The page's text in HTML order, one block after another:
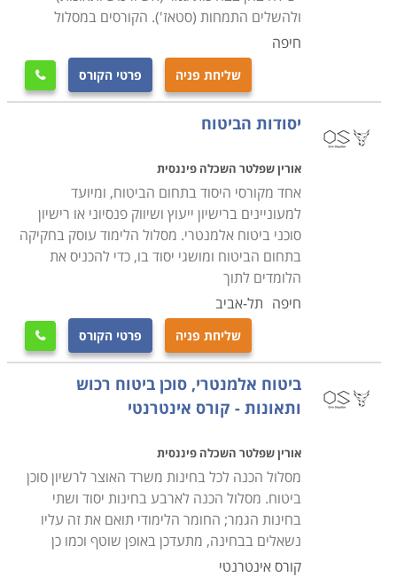
ולהשלים התמחות (סטאז'). הקורסים במסלול
חיפה
שליחת פניה פרטי הקורס 
יסודות הביטוח
אורין שפלטר השכלה פיננסית
אחד מקורסי היסוד בתחום הביטוח, ומיועד
למעוניינים ברישיון ייעוץ ושיווק פנסיוני או רישיון
סוכני ביטוח אלמנטרי. מסלול הלימוד עוסק בחקיקה
בתחום הביטוח ומושגי יסוד בו, כדי להכניס את
הלומדים לתוך
חיפה תל-אביב
שליחת פניה פרטי הקורס 
ביטוח אלמנטרי, סוכן ביטוח רכוש
ותאונות - קורס אינטרנטי
אורין שפלטר השכלה פיננסית
מסלול הכנה לכל בחינות משרד האוצר לרשיון סוכן
ביטוח. מסלול הכנה לארבע בחינות יסוד ושתי
בחינות הגמר; החומר הלימודי תואם את זה עליו
נשאלים בבחינה, מתעדכן באופן שוטף וכמו כן
קורס אינטרנטי